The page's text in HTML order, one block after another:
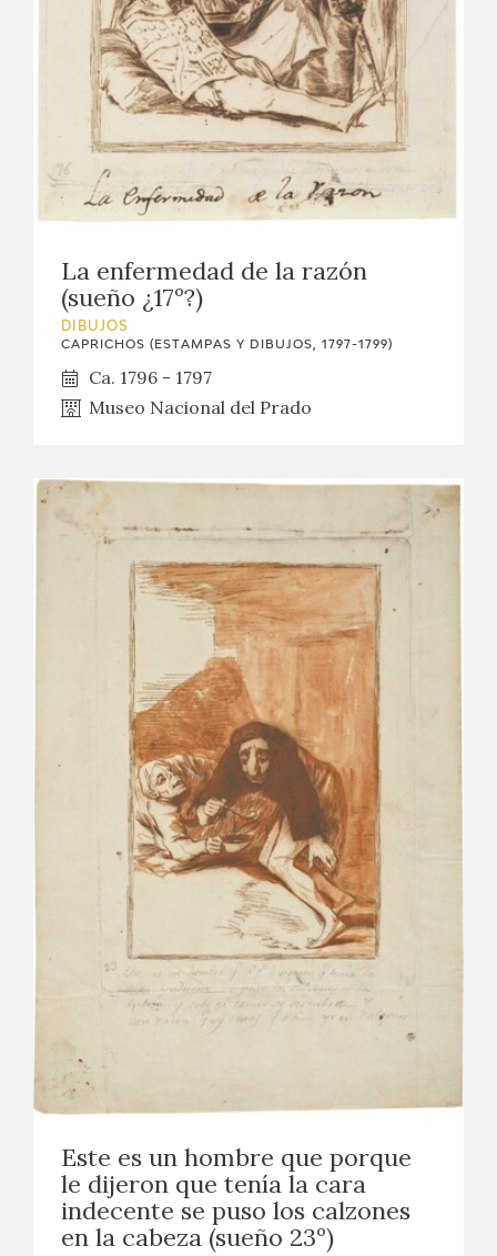
ACTUALIDAD
SALA DE PRENSA
BLOG CUADERNO ITALIANO
FRANCISCO DE GOYA
CRONOLOGÍA
EL VIAJE DE GOYA
GOYA EN EL MUNDO
GOYA EN ARAGÓN
PREMIO ARAGÓN GOYA
PUBLICACIONES
CEDEA
RECURSOS EDUCATIVOS
FICHAS ARASAAC
La enfermedad de la razón
(sueño ¿17º?)
DIBUJOS
CAPRICHOS (ESTAMPAS Y DIBUJOS, 1797-1799)
Ca. 1796 - 1797
Museo Nacional del Prado
Este es un hombre que porque
le dijeron que tenía la cara
indecente se puso los calzones
en la cabeza (sueño 23º)